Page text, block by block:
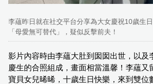
李蘊昨日就在社交平台分享為大女慶祝10歲生
「母愛無可替代」，疑似反擊前夫！
影片內容時由李蘊大肚到囡囡出世，以及
慶生的合照組成，畫面相當溫馨！李蘊又
寶貝女兒晞晞，十歲生日快樂，來到雙位